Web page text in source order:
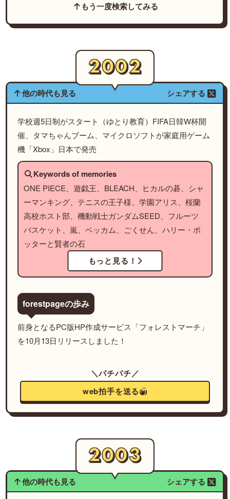
もう一度検索してみる
他の時代も見る シェアする
学校週5日制がスタート（ゆとり教育）FIFA日韓W杯開
催、タマちゃんブーム、マイクロソフトが家庭用ゲーム
機「Xbox」日本で発売
Keywords of memories
ONE PIECE、遊戯王、BLEACH、ヒカルの碁、シャ
ーマンキング、テニスの王子様、学園アリス、桜蘭
高校ホスト部、機動戦士ガンダムSEED、フルーツ
バスケット、嵐、ベッカム、ごくせん、ハリー・ポ
ッターと賢者の石
もっと見る！
forestpageの歩み
前身となるPC版HP作成サービス「フォレストマーチ」
を10月13日リリースしました！
＼パチパチ／
web拍手を送る
他の時代も見る シェアする